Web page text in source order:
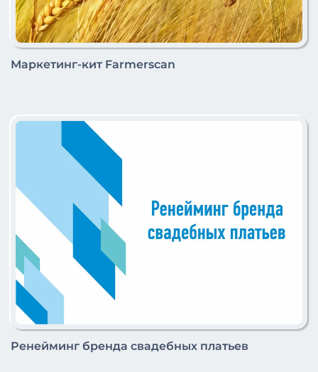
Маркетинг-кит Farmerscan
Ренейминг бренда свадебных платьев